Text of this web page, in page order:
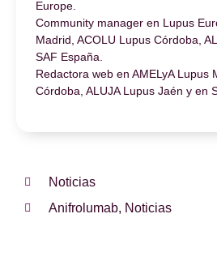
Europe.
Community manager en Lupus
Madrid, ACOLU Lupus Córdoba,
SAF España.
Redactora web en AMELyA Lupus
Córdoba, ALUJA Lupus Jaén y en
Noticias
Anifrolumab, Noticias